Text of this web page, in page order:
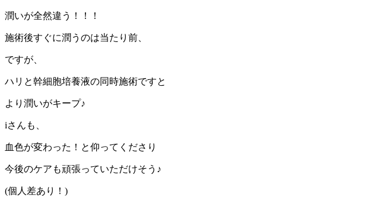
潤いが全然違う！！！
施術後すぐに潤うのは当たり前、
ですが、
ハリと幹細胞培養液の同時施術ですと
より潤いがキープ♪
iさんも、
血色が変わった！と仰ってくださり
今後のケアも頑張っていただけそう♪
(個人差あり！)